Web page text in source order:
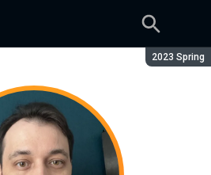
Сезон:
2023 Spring